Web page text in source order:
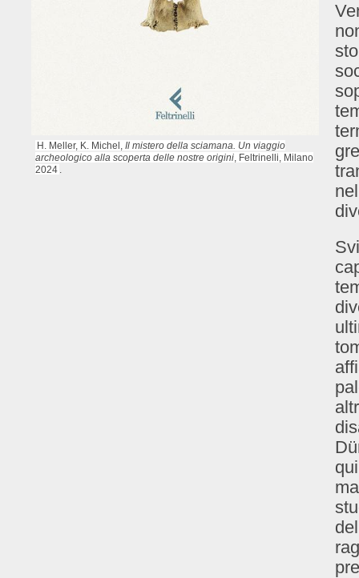
H. Meller, K. Michel,Il mistero della sciamana. Un viaggio
archeologico alla scoperta delle nostre origini , Feltrinelli, Milano
2024